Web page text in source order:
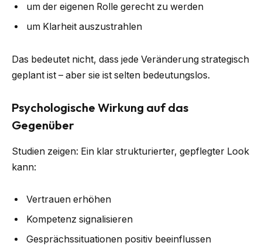
um der eigenen Rolle gerecht zu werden
um Klarheit auszustrahlen
Das bedeutet nicht, dass jede Veränderung strategisch
geplant ist – aber sie ist selten bedeutungslos.
Psychologische Wirkung auf das
Gegenüber
Studien zeigen: Ein klar strukturierter, gepflegter Look
kann:
Vertrauen erhöhen
Kompetenz signalisieren
Gesprächssituationen positiv beeinflussen